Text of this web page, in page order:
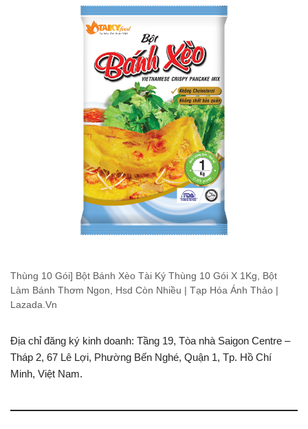
Thùng 10 Gói] Bột Bánh Xèo Tài Ký Thùng 10 Gói X 1Kg, Bột
Làm Bánh Thơm Ngon, Hsd Còn Nhiều | Tạp Hóa Ánh Thảo |
Lazada.Vn
Địa chỉ đăng ký kinh doanh: Tầng 19, Tòa nhà Saigon Centre –
Tháp 2, 67 Lê Lợi, Phường Bến Nghé, Quận 1, Tp. Hồ Chí
Minh, Việt Nam.